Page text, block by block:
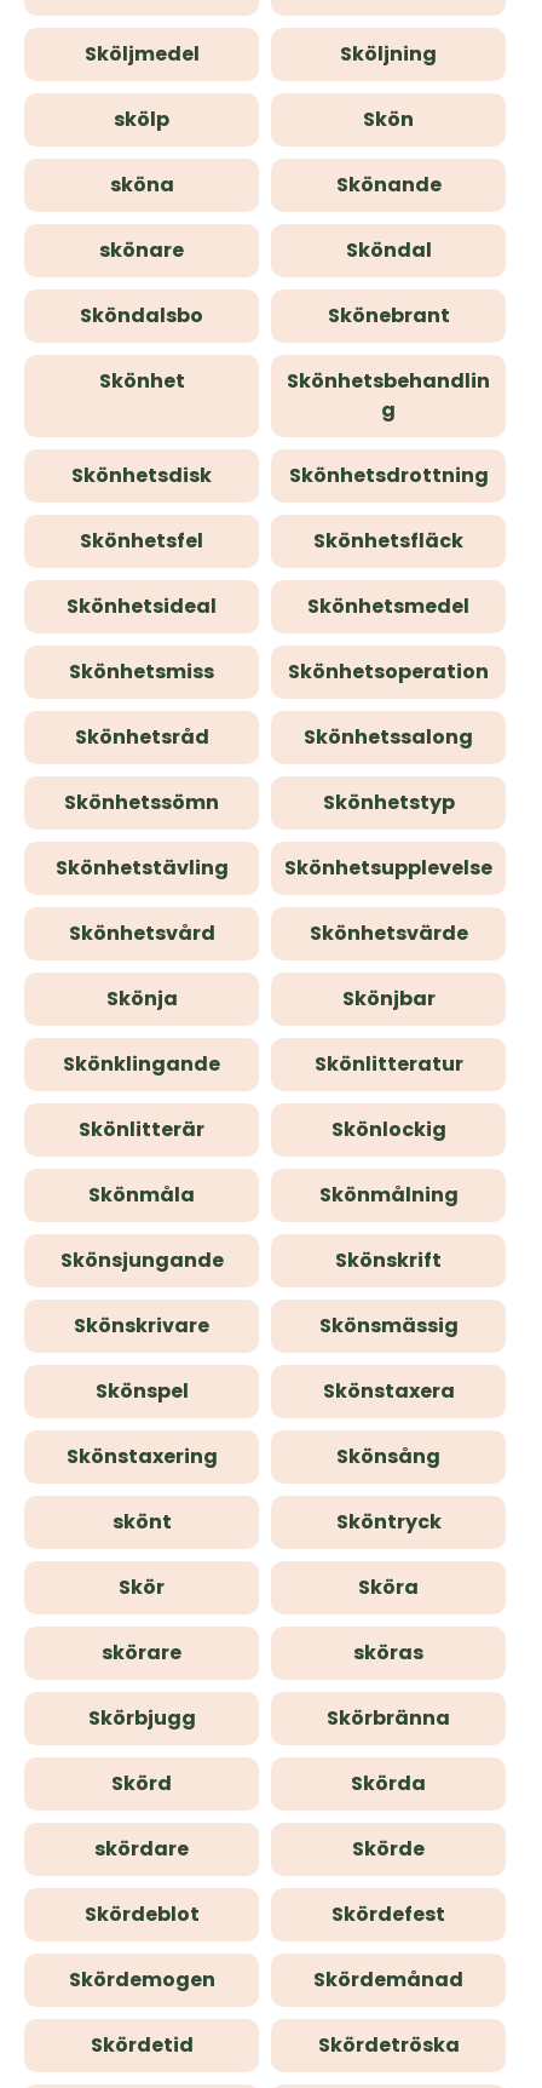
Sköljmedel Sköljning
skölp Skön
sköna Skönande
skönare Sköndal
Sköndalsbo Skönebrant
Skönhet
Skönhetsbehandlin
g
Skönhetsdisk Skönhetsdrottning
Skönhetsfel Skönhetsfläck
Skönhetsideal Skönhetsmedel
Skönhetsmiss Skönhetsoperation
Skönhetsråd Skönhetssalong
Skönhetssömn Skönhetstyp
Skönhetstävling Skönhetsupplevelse
Skönhetsvård Skönhetsvärde
Skönja Skönjbar
Skönklingande Skönlitteratur
Skönlitterär Skönlockig
Skönmåla Skönmålning
Skönsjungande Skönskrift
Skönskrivare Skönsmässig
Skönspel Skönstaxera
Skönstaxering Skönsång
skönt Sköntryck
Skör Sköra
skörare sköras
Skörbjugg Skörbränna
Skörd Skörda
skördare Skörde
Skördeblot Skördefest
Skördemogen Skördemånad
Skördetid Skördetröska